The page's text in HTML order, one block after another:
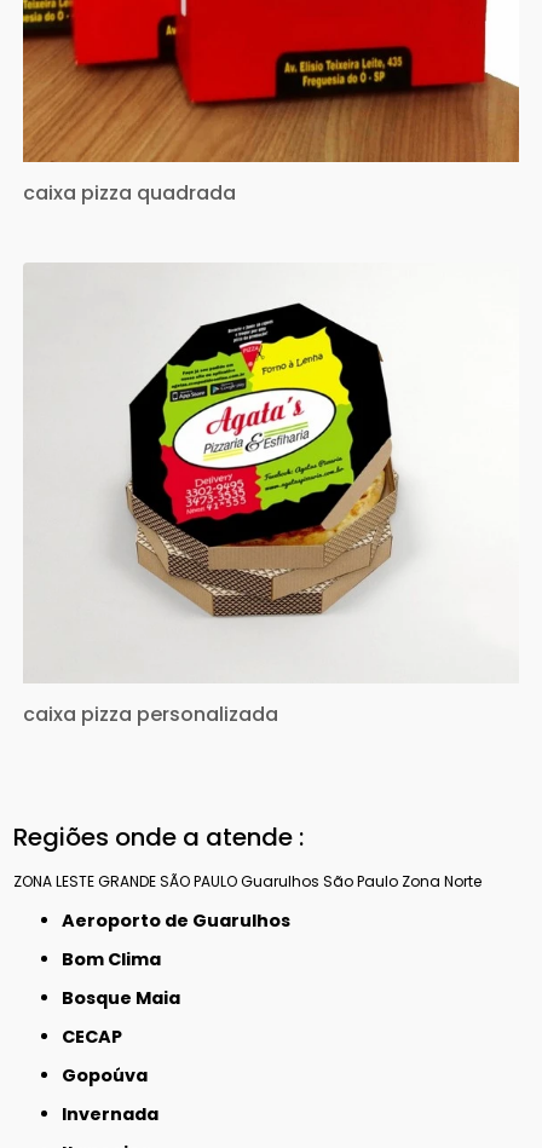
caixa pizza quadrada
caixa pizza personalizada
Regiões onde a atende :
ZONA LESTEGRANDE SÃO PAULOGuarulhos São Paulo Zona Norte
Aeroporto de Guarulhos
Bom Clima
Bosque Maia
CECAP
Gopoúva
Invernada